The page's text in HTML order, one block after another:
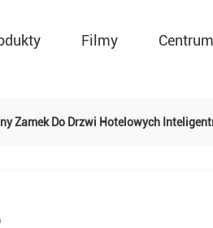
Filmy
Zamek Do Drzwi Hotelowych